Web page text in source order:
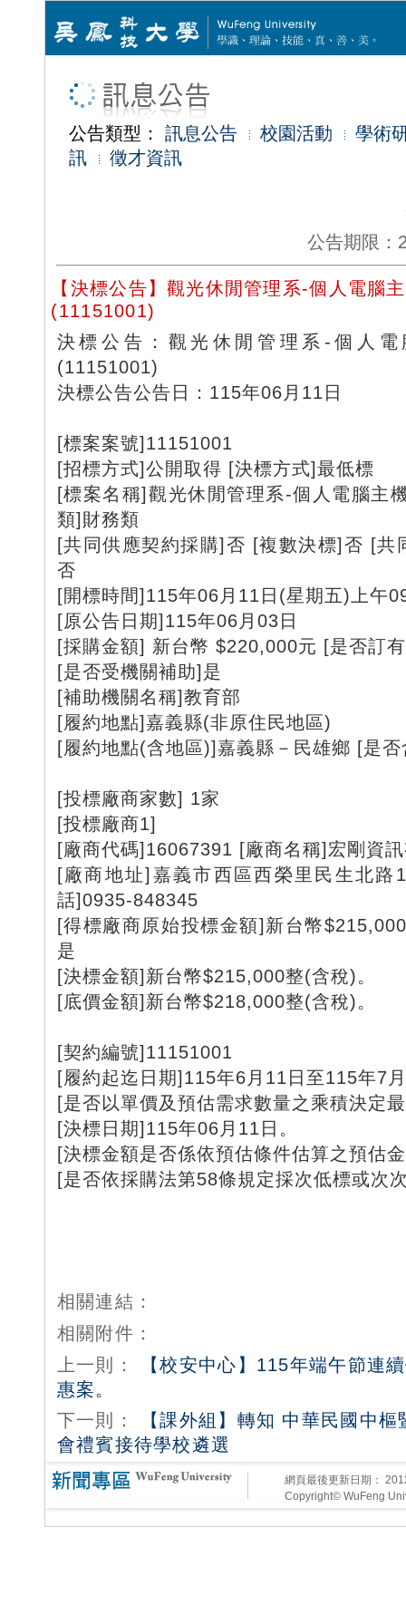
公告類型： 訊息公告 校園活動
學術
訊
徵才資訊
公告期限：
【決標公告】觀光休閒管理系-個人電腦
(11151001)
決標公告：觀光休閒管理系-個人
(11151001)
決標公告公告日：115年06月11日
[標案案號]11151001
[招標方式]公開取得 [決標方式]最低標
[標案名稱]觀光休閒管理系-個人電腦主
類]財務類
[共同供應契約採購]否 [複數決標]否 [共
否
[開標時間]115年06月11日(星期五)上午
[原公告日期]115年06月03日
[採購金額] 新台幣 $220,000元 [是否訂
[是否受機關補助]是
[補助機關名稱]教育部
[履約地點]嘉義縣(非原住民地區)
[履約地點(含地區)]嘉義縣－民雄鄉 [是
[投標廠商家數] 1家
[投標廠商1]
[廠商代碼]16067391 [廠商名稱]宏剛資
[廠商地址]嘉義市西區西榮里民生北路
話]0935-848345
[得標廠商原始投標金額]新台幣
是
[決標金額]新台幣$215,000整(含稅)。
[底價金額]新台幣$218,000整(含稅)。
[契約編號]11151001
[履約起迄日期]115年6月11日至115年7
[是否以單價及預估需求數量之乘積決定
[決標日期]115年06月11日。
[決標金額是否係依預估條件估算之預估
[是否依採購法第58條規定採次低標或次
相關連結：
相關附件：
上一則：
【校安中心】115年端午節連
惠案。
下一則：
【課外組】轉知 中華民國中
會禮賓接待學校遴選
網頁最後更新日期：
Copyright© WuFeng